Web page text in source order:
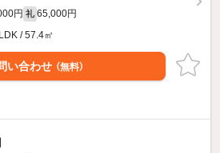
円 礼 65,000円
/ 57.4㎡
い合わせ （無料）